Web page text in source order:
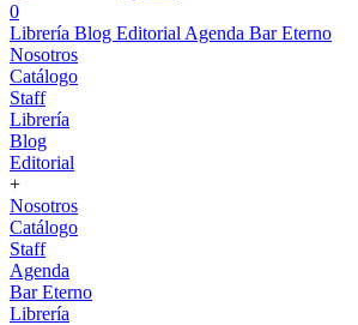
0
Librería Blog Editorial Agenda Bar Eterno
Nosotros
Catálogo
Staff
Librería
Blog
Editorial
+
Nosotros
Catálogo
Staff
Agenda
Bar Eterno
Librería